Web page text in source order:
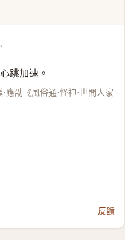
跳加速。
·應劭《風俗通·怪神·世間人家
反饋